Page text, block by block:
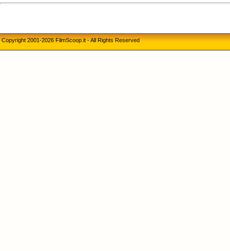
Copyright 2001-2026 FilmScoop.it - All Rights Reserved